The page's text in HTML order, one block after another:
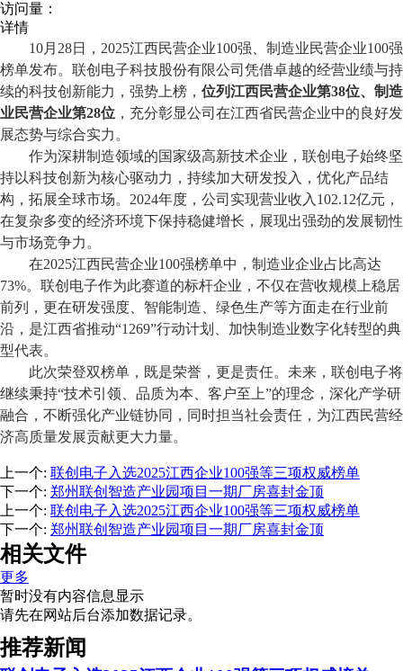
访问量：
详情
10月28日，2025江西民营企业100强、制造业民营企业100强
榜单发布。联创电子科技股份有限公司凭借卓越的经营业绩与持
续的科技创新能力，强势上榜， 位列江西民营企业第38位、制造
业民营企业第28位 ， 充分彰显公司在江西省民营企业中的良好发
展态势与综合实力。
作为深耕制造领域的国家级高新技术企业，联创电子始终坚
持以科技创新为核心驱动力，持续加大研发投入，优化产品结
构，拓展全球市场。 2024年度，公司实现营业收入102.12亿元，
在复杂多变的经济环境下保持稳健增长，展现出强劲的发展韧性
与市场竞争力。
在2025江西民营企业100强榜单中，制造业企业占比高达
73%。联创电子作为此赛道的标杆企业，不仅在营收规模上稳居
前列，更在研发强度、智能制造、绿色生产等方面走在行业前
沿，是江西省推动“1269”行动计划、加快制造业数字化转型的典
型代表。
此次荣登双榜单，既是荣誉，更是责任。未来，联创电子将
继续秉持“技术引领、品质为本、客户至上”的理念，深化产学研
融合，不断强化产业链协同， 同时担当社会责任， 为江西民营经
济高质量发展贡献更大力量。
上一个: 联创电子入选2025江西企业100强等三项权威榜单
下一个: 郑州联创智造产业园项目一期厂房喜封金顶
上一个: 联创电子入选2025江西企业100强等三项权威榜单
下一个: 郑州联创智造产业园项目一期厂房喜封金顶
相关文件
更多
暂时没有内容信息显示
请先在网站后台添加数据记录。
推荐新闻